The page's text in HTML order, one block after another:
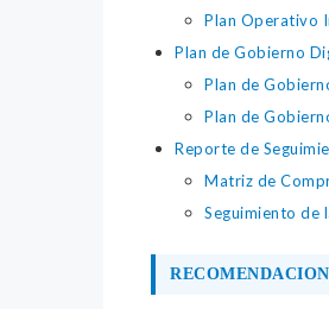
Plan Operativo
Plan de Gobierno
Plan de
Plan de
Reporte de
Matriz de
Seguimiento de